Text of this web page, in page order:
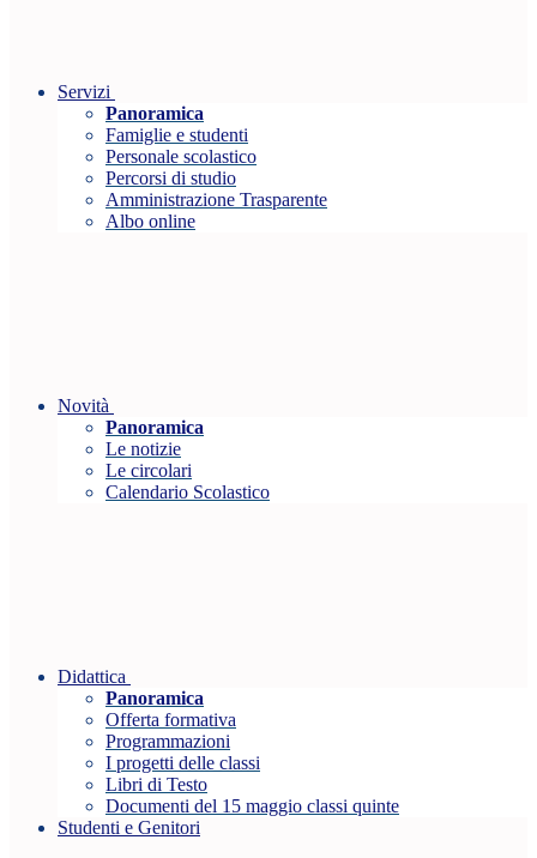
Servizi
Panoramica
Famiglie e studenti
Personale scolastico
Percorsi di studio
Amministrazione Trasparente
Albo online
Novità
Panoramica
Le notizie
Le circolari
Calendario Scolastico
Didattica
Panoramica
Offerta formativa
Programmazioni
I progetti delle classi
Libri di Testo
Documenti del 15 maggio classi quinte
Studenti e Genitori